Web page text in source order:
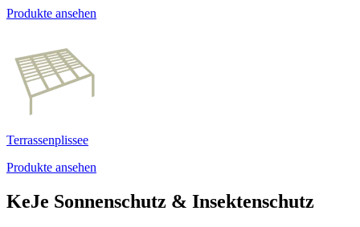
Produkte ansehen
Terrassenplissee
Produkte ansehen
KeJe Sonnenschutz & Insektenschutz